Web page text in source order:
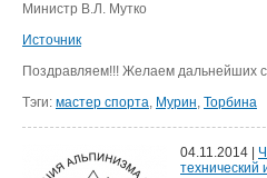
Министр В.Л. Мутко
Источник
Поздравляем!!! Желаем дальнейших
Тэги: мастер спорта, Мурин, Торбина
04.11.2014 |
технический